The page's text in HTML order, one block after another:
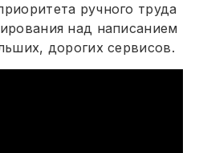
ручного труда
над написанием
дорогих сервисов.